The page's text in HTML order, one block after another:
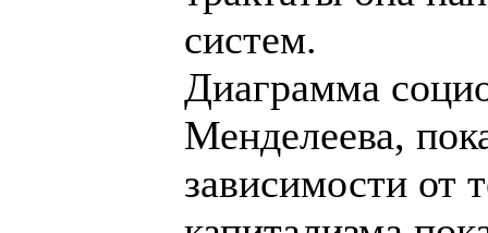
систем.
Диаграмма
Менделеева,
зависимости от